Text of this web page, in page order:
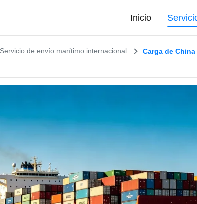
Inicio
Servicio de envío marítimo internacional Carga de